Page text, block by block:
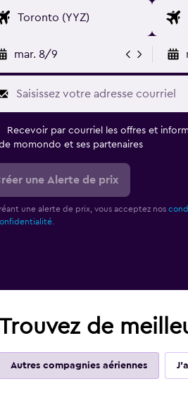
mar. 8/9
Recevoir par courriel les offres et
momondo et ses partenaires
une Alerte de prix
une alerte de prix, vous acceptez nos
de
Autres compagnies aériennes